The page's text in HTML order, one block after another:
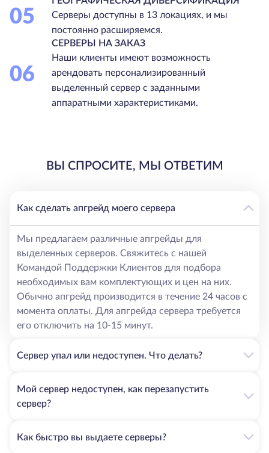
05
Серверы доступны в 13 локациях, и мы
постоянно расширяемся.
06
СЕРВЕРЫ НА ЗАКАЗ
Наши клиенты имеют возможность
арендовать персонализированный
выделенный сервер с заданными
аппаратными характеристиками.
ВЫ СПРОСИТЕ, МЫ ОТВЕТИМ
Как сделать апгрейд моего сервера
Мы предлагаем различные апгрейды для
выделенных серверов. Свяжитесь с нашей
Командой Поддержки Клиентов для подбора
необходимых вам комплектующих и цен на них.
Обычно апгрейд производится в течение 24 часов с
момента оплаты. Для апгрейда сервера требуется
его отключить на 10-15 минут.
Сервер упал или недоступен. Что делать?
Мой сервер недоступен, как перезапустить
сервер?
Как быстро вы выдаете серверы?